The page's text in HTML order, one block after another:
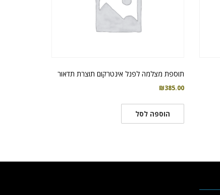
תוספת מצלמה לפנל אינטרקום תוצרת תדאור
₪385.00
הוספה לסל